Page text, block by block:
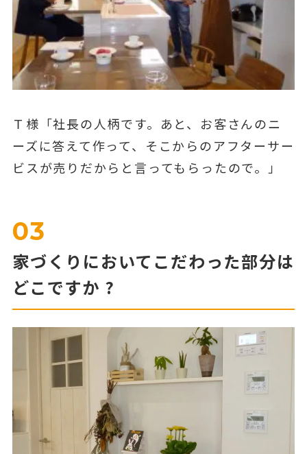
Ｔ様「社長の人柄です。あと、お客さんのニ
ーズに答えて作って、そこからのアフターサー
ビスが売りだからと言ってもらったので。」
03
家づくりにおいてこだわった部分は
どこですか ?